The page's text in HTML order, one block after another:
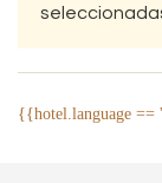
{{hotel.language ==